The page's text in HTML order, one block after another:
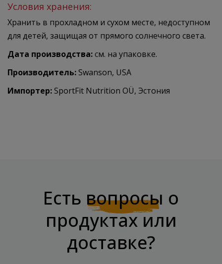
Условия хранения:
Хранить в прохладном и сухом месте, недоступном
для детей, защищая от прямого солнечного света.
Дата производства:см. на упаковке.
Производитель:Swanson, USA
Импортер:SportFit Nutrition OÜ, Эстония
Есть вопросы о
продуктах или
доставке?